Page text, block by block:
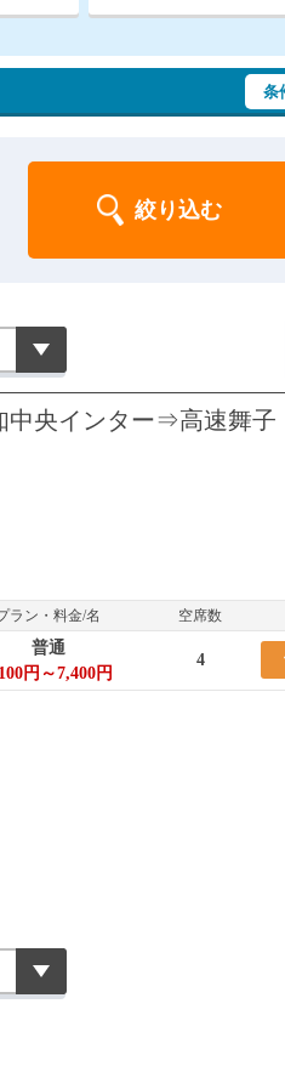
条
中央インター⇒高速舞子
ラン・料金/名 空席数
普通
円～7,400円
4